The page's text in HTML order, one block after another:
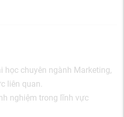
chuyên ngành Marketing,
liên quan.
nghiệm trong lĩnh vực